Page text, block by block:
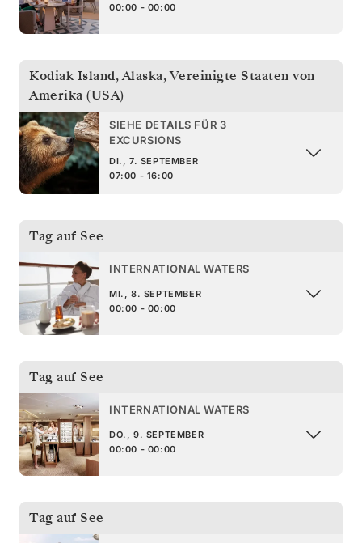
00:00 - 00:00
Kodiak Island, Alaska,Vereinigte Staaten von
Amerika (USA)
SIEHE DETAILS FÜR 3
EXCURSIONS
DI., 7. SEPTEMBER
07:00 - 16:00
Tag auf See
INTERNATIONAL WATERS
MI., 8. SEPTEMBER
00:00 - 00:00
Tag auf See
INTERNATIONAL WATERS
DO., 9. SEPTEMBER
00:00 - 00:00
Tag auf See